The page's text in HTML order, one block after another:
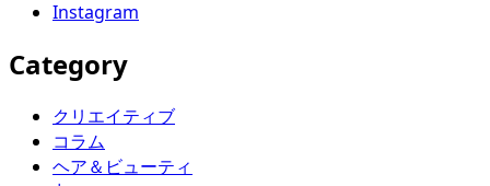
Instagram
Category
クリエイティブ
コラム
ヘア＆ビューティ